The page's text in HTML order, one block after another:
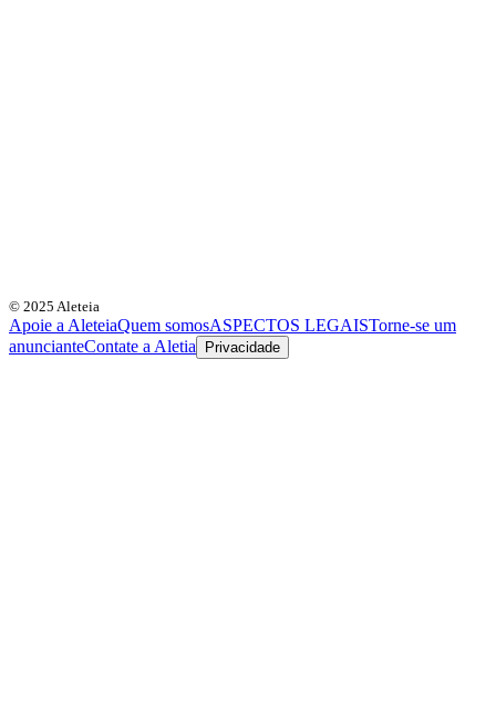
© 2025 Aleteia
Apoie a AleteiaQuem somosASPECTOS LEGAISTorne-se um
anuncianteContate a Aletia Privacidade